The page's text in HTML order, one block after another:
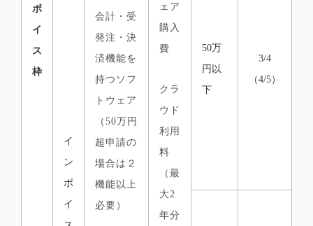
ボ
イ
ス
枠
イ
ン
ボ
イ
会計・受
発注・決
済機能を
持つソフ
トウェア
（50万円
超申請の
場合は２
機能以上
必要）
ェア
購入
費
クラ
ウド
利用
料
（最
大2
年分
50万
円以
下
3/4
（4/5）